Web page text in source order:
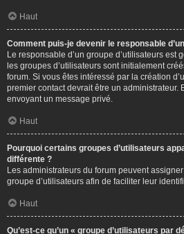
Haut
Comment puis-je devenir le responsable
Le responsable d’un groupe d’utilisateurs est
les groupes d’utilisateurs sont initialement
forum. Si vous êtes intéressé par la création
premier contact devrait être un administrateur.
envoyant un message privé.
Haut
Pourquoi certains groupes d’utilisateurs
différente ?
Les administrateurs du forum peuvent
groupe d’utilisateurs afin de faciliter leur
Haut
Qu’est-ce qu’un « groupe d’utilisateurs par